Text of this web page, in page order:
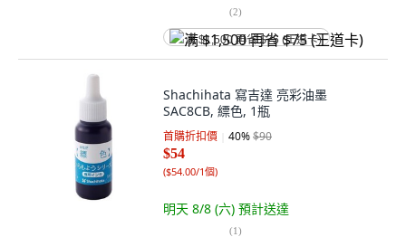
(2)
满 $1,500 再省 $75 (王道卡)
Shachihata 寫吉達 亮彩油墨
SAC8CB, 縹色, 1瓶
首購折扣價 40%$90
$54
($54.00/1個)
明天 8/8 (六) 預計送達
(1)